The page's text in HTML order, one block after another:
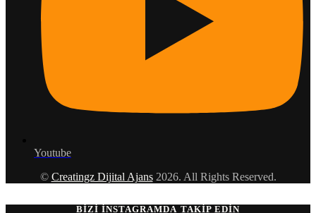
Youtube
© Creatingz Dijital Ajans 2026. All Rights Reserved.
BIZI İNSTAGRAMDA TAKIP EDIN